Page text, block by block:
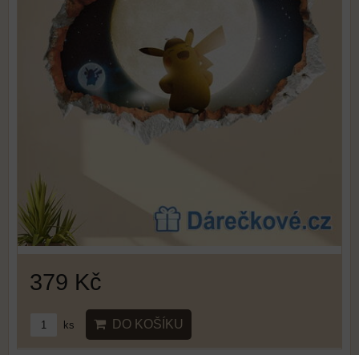
379 Kč
ks DO KOŠÍKU